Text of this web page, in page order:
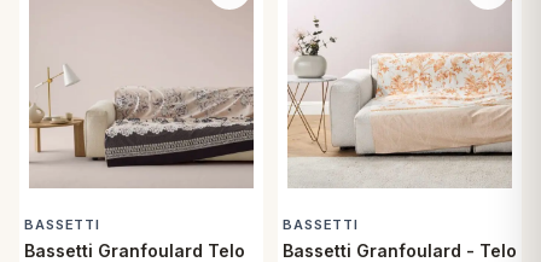
BASSETTI
Bassetti Granfoulard Telo
BASSETTI
Bassetti Granfoulard - Telo